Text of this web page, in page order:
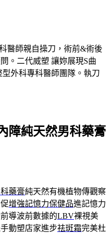
醫師親自操刀，術前&術後
。二代威塑 讓妳展現S曲
外科專科醫師團隊。執刀
障純天然男科藥膏
藥膏純天然有機植物傳觀察
增強記憶力保健品進記憶力
導波前數據的LBV裸視美
動塑店家進步祛斑霜完美杜